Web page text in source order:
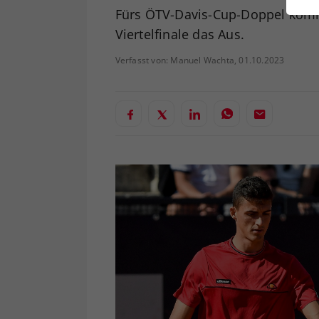
Fürs ÖTV-Davis-Cup-Doppel
Viertelfinale das Aus.
Verfasst von: Manuel Wachta, 01.10.2023